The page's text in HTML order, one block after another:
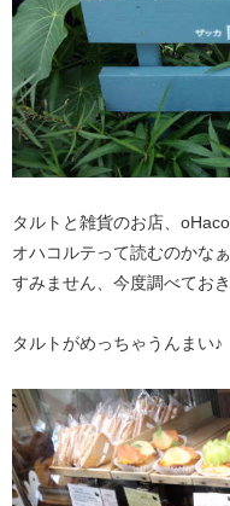
タルトと雑貨のお店、
オハコルテって読むのかな
すみません、今度調べてお
タルトがめっちゃうんまい♪